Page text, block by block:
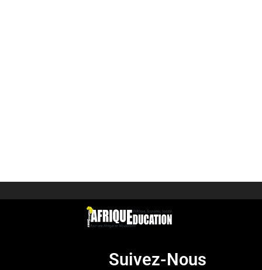
Suivez-Nous